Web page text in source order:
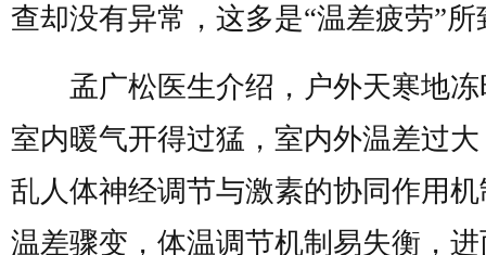
查却没有异常，这多是“温差疲劳”所
孟广松医生介绍，户外天寒地冻
室内暖气开得过猛，室内外温差过
乱人体神经调节与激素的协同作用
温差骤变，体温调节机制易失衡，